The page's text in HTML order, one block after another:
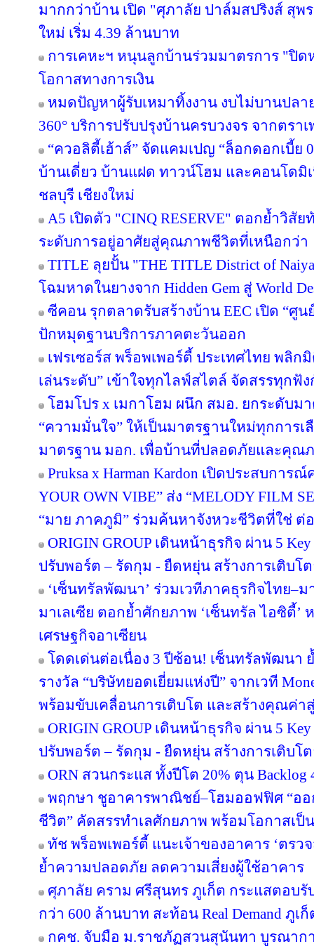
มากกว่าบ้าน เปิด "ศุภาลัย ปาล์มสปริงส์ สุ
ใหม่ เริ่ม 4.39 ล้านบาท
การเคหะฯ หนุนลูกบ้านร่วมมาตรการ "ปิ
โอกาสทางการเงิน
หมดปัญหาผู้รับเหมาทิ้งงาน งบไม่บานปลาย
360° บริการปรับปรุงบ้านครบวงจร จากตรา
“ควอลิตี้เฮ้าส์” จัดแคมเปญ “ล็อกดอกเบี้ย
บ้านเดี่ยว บ้านแฝด ทาวน์โฮม และคอนโดมิ
ชลบุรี เชียงใหม่
A5 เปิดตัว "CINQ RESERVE" ตอกย้ำวิสัย
ระดับการอยู่อาศัยสู่คุณภาพชีวิตที่เหนือกว่า
TITLE ลุยปั้น "THE TITLE District of
โฉมหาดในยางจาก Hidden Gem สู่ World
ซีคอน รุกตลาดรับสร้างบ้าน EEC เปิด “ศู
ปักหมุดฐานบริการภาคตะวันออก
เฟรเซอร์ส พร็อพเพอร์ตี้ ประเทศไทย พลิ
เล่นระดับ” เข้าใจทุกไลฟ์สไตล์ จัดสรรทุกฟั
โฮมโปร x เมกาโฮม ผนึก สมอ. ยกระดับม
“ความมั่นใจ” ให้เป็นมาตรฐานใหม่ทุกการ
มาตรฐาน มอก. เพื่อบ้านที่ปลอดภัยและคุณ
Pruksa x Harman Kardon เปิดประสบกา
YOUR OWN VIBE” ส่ง “MELODY FILM
“มาย ภาคภูมิ” ร่วมค้นหาจังหวะชีวิตที่ใช่ ต่
ORIGIN GROUP เดินหน้าธุรกิจ ผ่าน 5
ปรับพอร์ต – รัดกุม - ยืดหยุ่น สร้างการเติบโ
‘เซ็นทรัลพัฒนา’ ร่วมเวทีภาคธุรกิจไทย–ม
มาเลเซีย ตอกย้ำศักยภาพ ‘เซ็นทรัล ไอซิตี้
เศรษฐกิจอาเซียน
โดดเด่นต่อเนื่อง 3 ปีซ้อน! เซ็นทรัลพัฒนา
รางวัล “บริษัทยอดเยี่ยมแห่งปี” จากเวที
พร้อมขับเคลื่อนการเติบโต และสร้างคุณค่า
ORIGIN GROUP เดินหน้าธุรกิจ ผ่าน 5
ปรับพอร์ต – รัดกุม - ยืดหยุ่น สร้างการเติบโ
ORN สวนกระแส ทั้งปีโต 20% ตุน
พฤกษา ชูอาคารพาณิชย์–โฮมออฟฟิศ “ออ
ชีวิต” คัดสรรทำเลศักยภาพ พร้อมโอกาสเป็
ทัช พร็อพเพอร์ตี้ แนะเจ้าของอาคาร ‘ตร
ย้ำความปลอดภัย ลดความเสี่ยงผู้ใช้อาคาร
ศุภาลัย คราม ศรีสุนทร ภูเก็ต กระแสตอบรั
กว่า 600 ล้านบาท สะท้อน Real Demand ภูเ
กคช. จับมือ ม.ราชภัฏสวนสุนันทา บูรณา